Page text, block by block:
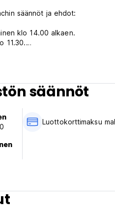
säännöt ja ehdot:
klo 14.00 alkaen.
11.30.
(Auto-translated from
säännöt
Luottokorttimaksu